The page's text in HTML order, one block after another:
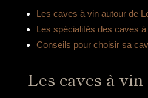
Les caves à vin autour de
Les spécialités des caves
Conseils pour choisir sa
Les caves à